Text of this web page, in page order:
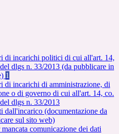
di incarichi politici di cui all'art. 14,
dlgs n. 33/2013 (da pubblicare in
1
di incarichi di amministrazione, di
o di governo di cui all'art. 14, co.
dlgs n. 33/2013
dall'incarico (documentazione da
sul sito web)
comunicazione dei dati